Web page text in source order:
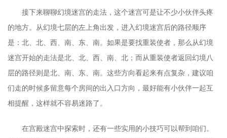
接下来聊聊幻境迷宫的走法，这个迷宫可是让不少小伙伴头疼
的地方。从幻境七层的左上角出发，进入幻境迷宫后的路径顺序
是：北、北、西、南、东、南。如果是要找重装使者，那么从幻境
迷宫开始的走法是北、北、西、南、北；而从重装使者返回幻境八
层的路径则是北、南、东、南。这些方向看起来有点复杂，建议咱
们走的时候多留意每个房间的出入口方向，最好能有小伙伴一起互
相提醒，这样就不容易迷路了。
在宫殿迷宫中探索时，还有一些实用的小技巧可以帮到咱们。